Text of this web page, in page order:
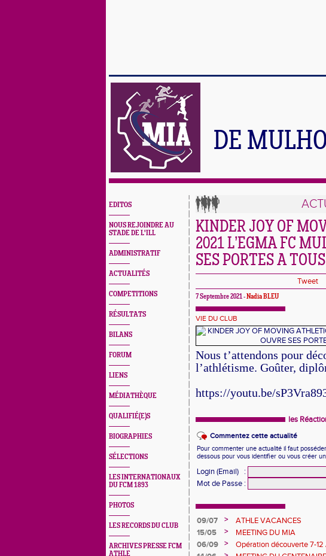
DE
EDITOS
NOUS REJOINDRE AU
STADE DE L'ILL
ADMINISTRATIF
ACTUALITÉS
COMPETITIONS
RÉSULTATS
BILANS
FORUM
LIENS
MÉDIATHÈQUE
QUALIFIÉ(E)S
BIOGRAPHIES
SÉLECTIONS
LES INTERNATIONAUX
DU FCM 1893
PHOTOS
LES RECORDS DU CLUB
ARCHIVES PRESSE FCM
ATHLE
KINDER JOY OF
2021 L’EGMA FC
SES PORTES A
Tweet
7 Septembre 2021 -Nadia BLEU
VIE DU CLUB
Nous t’attendons pour
l’athlétisme. Goûter,
https://youtu.be/
les
Commentez cette actualité
Pour commenter une actualité il faut
dessous pour vous identifier ou vous créer
Login (Email)
:
Mot de Passe :
09/07 >
ATHLE VACANCES
15/05
>
MEETING DU MIA
06/09
>
Opération découverte 7-12